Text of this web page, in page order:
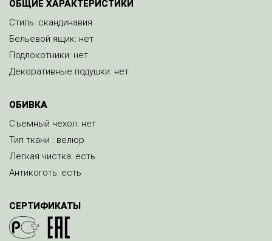
ОБЩИЕ ХАРАКТЕРИСТИКИ
Стиль: скандинавия
Бельевой ящик: нет
Подлокотники: нет
Декоративные подушки: нет
ОБИВКА
Съемный чехол: нет
Тип ткани : велюр
Легкая чистка: есть
Антикоготь: есть
СЕРТИФИКАТЫ